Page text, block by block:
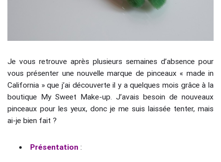
Je vous retrouve après plusieurs semaines d’absence pour
vous présenter une nouvelle marque de pinceaux « made in
California » que j’ai découverte il y a quelques mois grâce à la
boutique My Sweet Make-up. J’avais besoin de nouveaux
pinceaux pour les yeux, donc je me suis laissée tenter, mais
ai-je bien fait ?
Présentation :